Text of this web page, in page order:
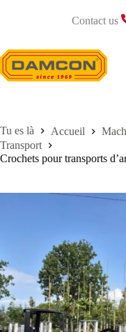
Contact us
Accueil
Transport
Crochets pour transports